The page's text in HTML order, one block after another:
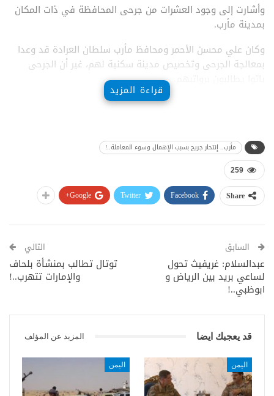
وأشارت إلى وجود العشرات من جرحى المحافظة في ذات المكان
بمدينة مأرب.
وكان علي محسن الأحمر ومحافظ مأرب سلطان العرادة قد وعدا
بمعالجة الجرحى وتخصيص مدينة سكنية لهم، غير أن الجرحى
قراءة المزيد
مأرب.. إنتحار جريح بسبب الإهمال وسوء المعاملة..!
259
Share
Facebook
Twitter
Google+
السابق
عبدالسلام: غريفيث تحول
لساعي بريد بين الرياض و
ابوظبي..!
التالي
توتال تطالب بمنشأة بلحاف
والإمارات تتهرب..!
قد يعجبك ايضا المزيد عن المؤلف
اليمن اليمن